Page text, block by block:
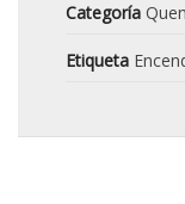
Categoría
Etiqueta